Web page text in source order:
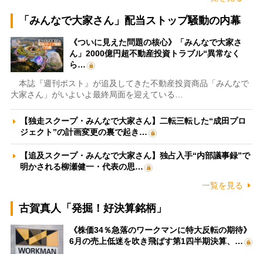
「みんなで大家さん」配当ストップ騒動の内幕
《ついに見えた問題の核心》「みんなで大家さ
ん」2000億円超不動産投資トラブル“異常なく
ら…
本誌『週刊ポスト』が追及してきた不動産投資商品「みんなで
大家さん」がいよいよ最終局面を迎えている…
【独走スクープ・みんなで大家さん】二転三転した“成田プロ
ジェクト”の計画変更の裏で起き…
【追及スクープ・みんなで大家さん】独占入手“内部議事録”で
明かされる柳瀬健一・代表の思…
一覧を見る
古賀真人「発掘！好決算銘柄」
《株価34％急落のワークマンに特大反転の期待》
6月の売上低迷を吹き飛ばす第1四半期決算、…